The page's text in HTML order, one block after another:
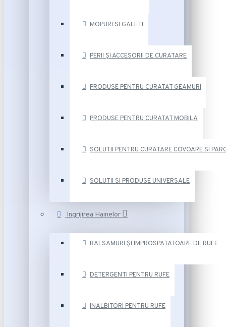
MOPURI SI GALETI
PERII ȘI ACCESORII DE CURATARE
PRODUSE PENTRU CURATAT GEAMURI
PRODUSE PENTRU CURATAT MOBILA
SOLUTII PENTRU CURATARE COVOARE SI
SOLUTII SI PRODUSE UNIVERSALE
Ingrijirea Hainelor
BALSAMURI ȘI IMPROSPATATOARE DE RUFE
DETERGENTI PENTRU RUFE
INALBITORI PENTRU RUFE